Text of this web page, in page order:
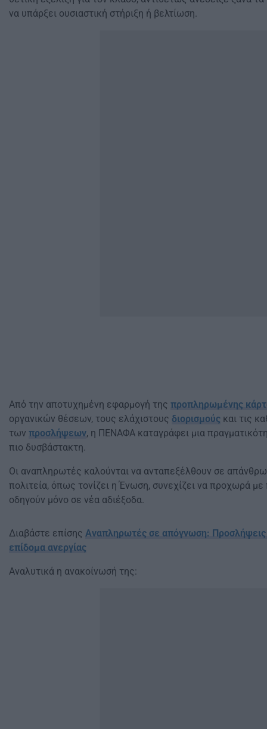
να υπάρξει ουσιαστική στήριξη ή βελτίωση.
Από την αποτυχημένη εφαρμογή της προπληρωμένης
οργανικών θέσεων, τους ελάχιστους διορισμούς και τις
των προσλήψεων, η ΠΕΝΑΦΑ καταγράφει μια
πιο δυσβάστακτη.
Οι αναπληρωτές καλούνται να ανταπεξέλθουν σε
πολιτεία, όπως τονίζει η Ένωση, συνεχίζει να προχωρά
οδηγούν μόνο σε νέα αδιέξοδα.
Διαβάστε επίσης Αναπληρωτές σε απόγνωση:
επίδομα ανεργίας
Αναλυτικά η ανακοίνωσή της: